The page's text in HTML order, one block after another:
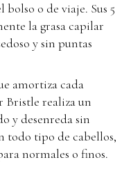
o de viaje. Sus 5
la grasa capilar
y sin puntas
amortiza cada
Bristle realiza un
y desenreda sin
todo tipo de cabellos,
normales o finos.